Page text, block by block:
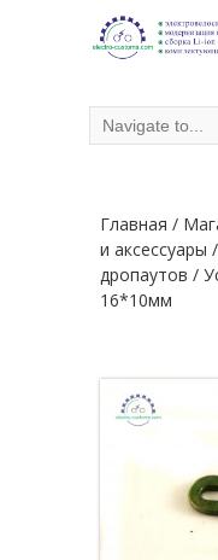
Главная /
и аксессуары /
дропаутов /
16*10мм